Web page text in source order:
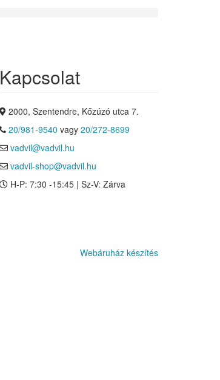
Kapcsolat
2000, Szentendre, Kőzúzó utca 7.
20/981-9540 vagy 20/272-8699
vadvil@vadvil.hu
vadvil-shop@vadvil.hu
H-P: 7:30 -15:45 | Sz-V: Zárva
Webáruház készítés